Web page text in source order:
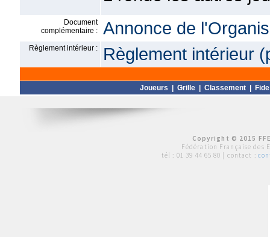
Document
complémentaire :
Annonce de
Règlement intérieur : Règlement intérieur
Joueurs Grille Classement Fide
Copyright © 2015
Fédération Française des
tél : 01 39 44 65 80 | contact :